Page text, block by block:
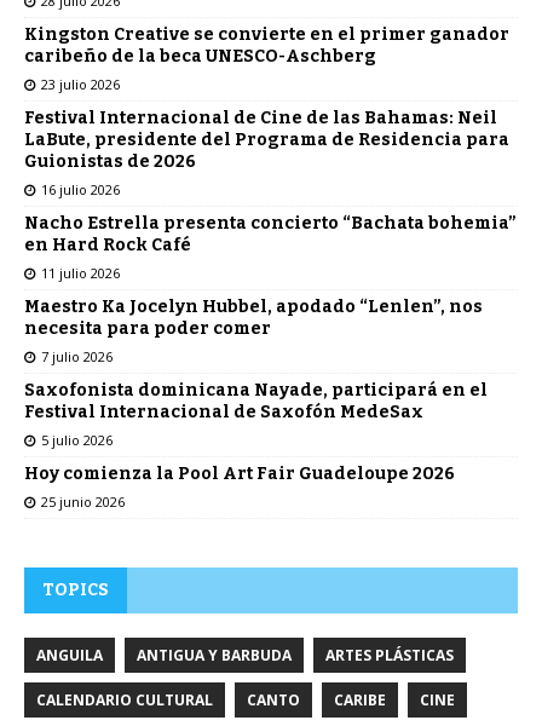
Kingston Creative se convierte en el primer ganador
caribeño de la beca UNESCO-Aschberg
23 julio 2026
Festival Internacional de Cine de las Bahamas: Neil
LaBute, presidente del Programa de Residencia para
Guionistas de 2026
16 julio 2026
Nacho Estrella presenta concierto “Bachata bohemia”
en Hard Rock Café
11 julio 2026
Maestro Ka Jocelyn Hubbel, apodado “Lenlen”, nos
necesita para poder comer
7 julio 2026
Saxofonista dominicana Nayade, participará en el
Festival Internacional de Saxofón MedeSax
5 julio 2026
Hoy comienza la Pool Art Fair Guadeloupe 2026
25 junio 2026
TOPICS
ANGUILA ANTIGUA Y BARBUDA ARTES PLÁSTICAS
CALENDARIO CULTURAL CANTO CARIBE CINE